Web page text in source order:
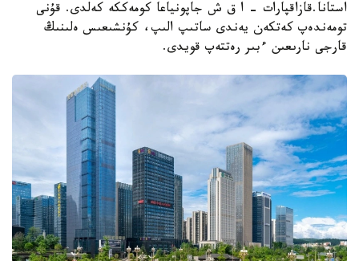
استانا.قازاقپارات - ا ق ش جاپونياعا كومەككە كەلدى. قۇنى
تومەندەپ كەتكەن يەندى ساتىپ الىپ، كۇنشىعىس ەلىنىڭ
قارجى نارىعىن ءبىر رەتتەپ قويدى.